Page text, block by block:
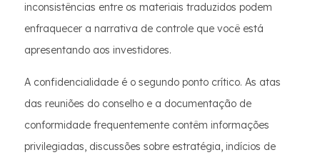
inconsistências entre os materiais traduzidos podem
enfraquecer a narrativa de controle que você está
apresentando aos investidores.
A confidencialidade é o segundo ponto crítico. As atas
das reuniões do conselho e a documentação de
conformidade frequentemente contêm informações
privilegiadas, discussões sobre estratégia, indícios de